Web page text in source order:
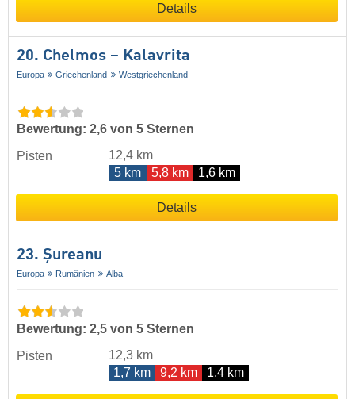
Details
20. Chelmos – Kalavrita
Europa Griechenland Westgriechenland
Bewertung: 2,6 von 5 Sternen
Pisten
12,4 km
5 km
5,8 km 1,6 km
Details
23. Șureanu
Europa Rumänien Alba
Bewertung: 2,5 von 5 Sternen
Pisten
12,3 km
1,7 km
9,2 km 1,4 km